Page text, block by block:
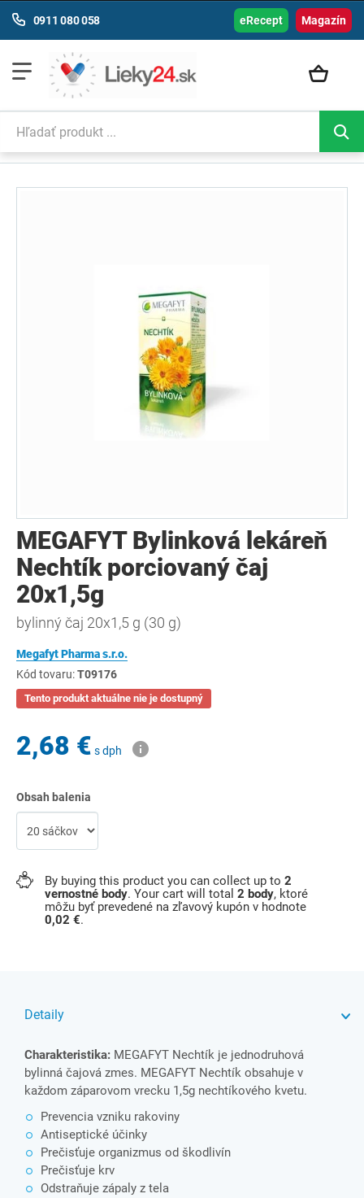
Magazín
0911 080 058 eRecept
MEGAFYT Bylinková lekáreň
Nechtík porciovaný čaj
20x1,5g
bylinný čaj 20x1,5 g (30 g)
Megafyt Pharma s.r.o.
Kód tovaru:T09176
Tento produkt aktuálne nie je dostupný
2,68 € s dph
Obsah balenia
By buying this product you can collect up to 2
vernostné body. Your cart will total 2 body, ktoré
môžu byť prevedené na zľavový kupón v hodnote
0,02 €.
Detaily
Charakteristika: MEGAFYT Nechtík je jednodruhová
bylinná čajová zmes. MEGAFYT Nechtík obsahuje v
každom záparovom vrecku 1,5g nechtíkového kvetu.
Prevencia vzniku rakoviny
Antiseptické účinky
Prečisťuje organizmus od škodlivín
Prečisťuje krv
Odstraňuje zápaly z tela